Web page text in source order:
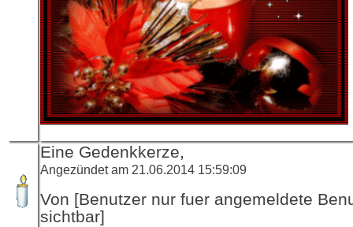
Eine Gedenkkerze,
Angezündet am 21.06.2014 15:59:09
Von [Benutzer nur fuer angemeldete
sichtbar]